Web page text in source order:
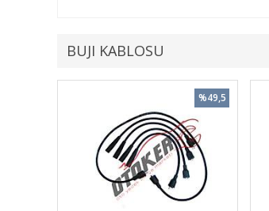
BUJI KABLOSU
%49,5